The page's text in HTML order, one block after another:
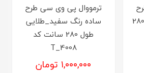
ساده رنگ مشکی طول 280
ترمووال پی وی سی طرح
ساده رنگ سفید_طلایی
طول 280 سانت کد
T_4008
۱,۰۰۰,۰۰۰ تومان